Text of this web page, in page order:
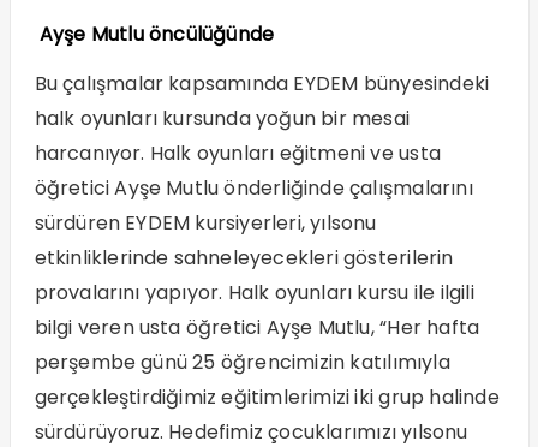
Ayşe Mutlu öncülüğünde
Bu çalışmalar kapsamında EYDEM bünyesindeki
halk oyunları kursunda yoğun bir mesai
harcanıyor. Halk oyunları eğitmeni ve usta
öğretici Ayşe Mutlu önderliğinde çalışmalarını
sürdüren EYDEM kursiyerleri, yılsonu
etkinliklerinde sahneleyecekleri gösterilerin
provalarını yapıyor. Halk oyunları kursu ile ilgili
bilgi veren usta öğretici Ayşe Mutlu, “Her hafta
perşembe günü 25 öğrencimizin katılımıyla
gerçekleştirdiğimiz eğitimlerimizi iki grup halinde
sürdürüyoruz. Hedefimiz çocuklarımızı yılsonu